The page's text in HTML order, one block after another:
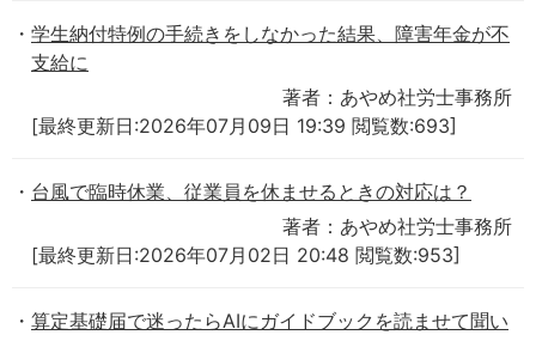
学生納付特例の手続きをしなかった結果、障害年金が不
支給に
著者：あやめ社労士事務所
[最終更新日:2026年07月09日 19:39 閲覧数:693]
台風で臨時休業、従業員を休ませるときの対応は？
著者：あやめ社労士事務所
[最終更新日:2026年07月02日 20:48 閲覧数:953]
算定基礎届で迷ったらAIにガイドブックを読ませて聞い